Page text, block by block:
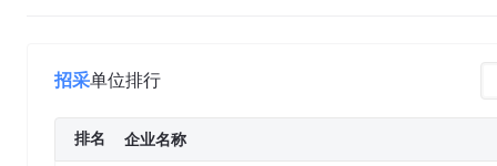
招采单位排行
排名 企业名称